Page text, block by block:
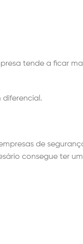
tende a ficar
diferencial.
de
consegue ter